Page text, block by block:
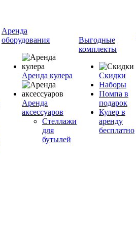
Аренда
оборудования
Аренда кулера
Аренда
аксессуаров
Стеллажи
для
бутылей
Выгодные
комплекты
Скидки
Наборы
Помпа в
подарок
Кулер в
аренду
бесплатно